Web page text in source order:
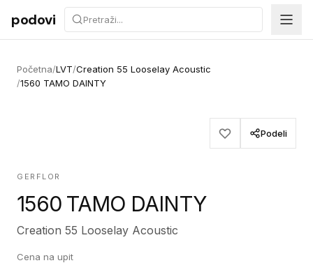
Preskoči na sadržaj
podovi
Početna/LVT/Creation 55 Looselay Acoustic
/1560 TAMO DAINTY
Podeli
GERFLOR
1560 TAMO DAINTY
Creation 55 Looselay Acoustic
Cena na upit